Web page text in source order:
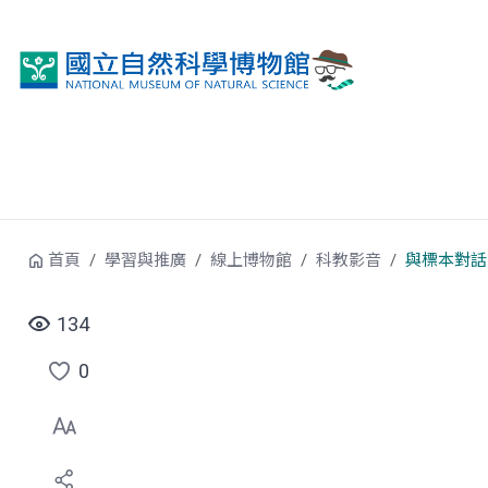
首頁 學習與推廣 線上博物館 科教影音 與標本對
134
點
選
喜
0